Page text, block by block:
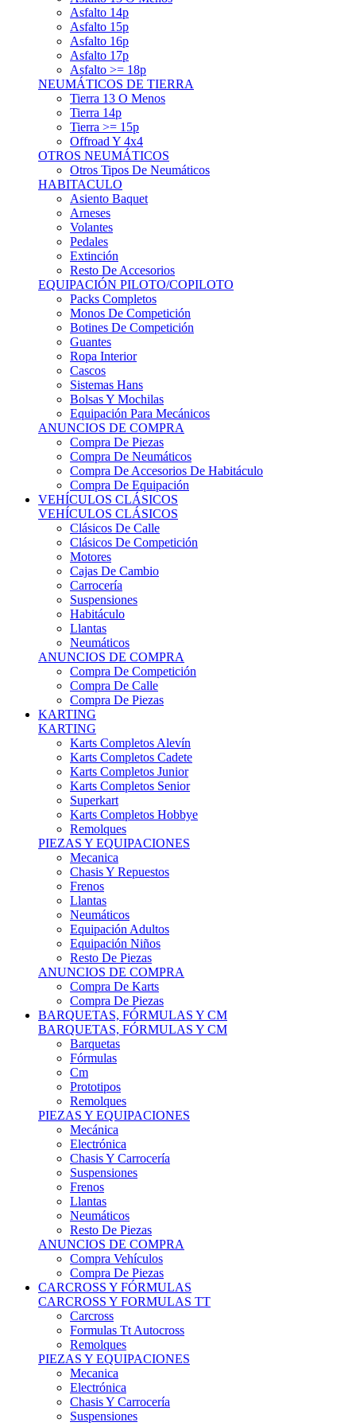
Asfalto 15p
Asfalto 16p
Asfalto 17p
Asfalto >= 18p
NEUMÁTICOS DE TIERRA
Tierra 13 O Menos
Tierra 14p
Tierra >= 15p
Offroad Y 4x4
OTROS NEUMÁTICOS
Otros Tipos De Neumáticos
HABITACULO
Asiento Baquet
Arneses
Volantes
Pedales
Extinción
Resto De Accesorios
EQUIPACIÓN PILOTO/COPILOTO
Packs Completos
Monos De Competición
Botines De Competición
Guantes
Ropa Interior
Cascos
Sistemas Hans
Bolsas Y Mochilas
Equipación Para Mecánicos
ANUNCIOS DE COMPRA
Compra De Piezas
Compra De Neumáticos
Compra De Accesorios De Habitáculo
Compra De Equipación
VEHÍCULOS CLÁSICOS
VEHÍCULOS CLÁSICOS
Clásicos De Calle
Clásicos De Competición
Motores
Cajas De Cambio
Carrocería
Suspensiones
Habitáculo
Llantas
Neumáticos
ANUNCIOS DE COMPRA
Compra De Competición
Compra De Calle
Compra De Piezas
KARTING
KARTING
Karts Completos Alevín
Karts Completos Cadete
Karts Completos Junior
Karts Completos Senior
Superkart
Karts Completos Hobbye
Remolques
PIEZAS Y EQUIPACIONES
Mecanica
Chasis Y Repuestos
Frenos
Llantas
Neumáticos
Equipación Adultos
Equipación Niños
Resto De Piezas
ANUNCIOS DE COMPRA
Compra De Karts
Compra De Piezas
BARQUETAS, FÓRMULAS Y CM
BARQUETAS, FÓRMULAS Y CM
Barquetas
Fórmulas
Cm
Prototipos
Remolques
PIEZAS Y EQUIPACIONES
Mecánica
Electrónica
Chasis Y Carrocería
Suspensiones
Frenos
Llantas
Neumáticos
Resto De Piezas
ANUNCIOS DE COMPRA
Compra Vehículos
Compra De Piezas
CARCROSS Y FÓRMULAS
CARCROSS Y FORMULAS TT
Carcross
Formulas Tt Autocross
Remolques
PIEZAS Y EQUIPACIONES
Mecanica
Electrónica
Chasis Y Carrocería
Suspensiones
Frenos